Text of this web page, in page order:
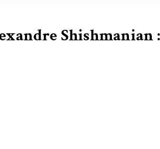
Shishmanian